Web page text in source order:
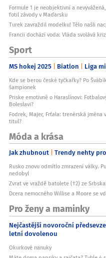
anoopravit
Sluchátka pro iPhone
?
Design
Intrauralníopravit
Aktivní potlačení okolního
anoopravit
Sluchátka s Bluetooth
anoopravit
Účel
univerzálníopravit
Sluchátka pro nedoslýchavé
neopravit
Sluchátka s rádiem
neopravit
Doba přehrávání
?
20 hodin
Formule 1 je neobjektivní a
fotil závody v Maďarsku
Turek zavraždil modelku! Tělo našli
Francii dochází voda: Vláda svolává
Sport
MS hokej 2025 Biatlon Liga
Kde se berou české tyčkařky? Po
šampionek
Priske emotivně o Haraslínovi:
Boleslavi?
Fodrek, Majer, Frťala: trenérská jména
titul?
Móda a krása
Jak zhubnout Trendy nehty
Rusko znovu odmítlo zmrazení války.
nedobyl
Zvrat ve vraždě batolete (†2) ze
Dcera nemocného Willise a Moore se
Pro ženy a maminky
Nejčastější novoroční
letní dovolenou
Okurkové nanuky